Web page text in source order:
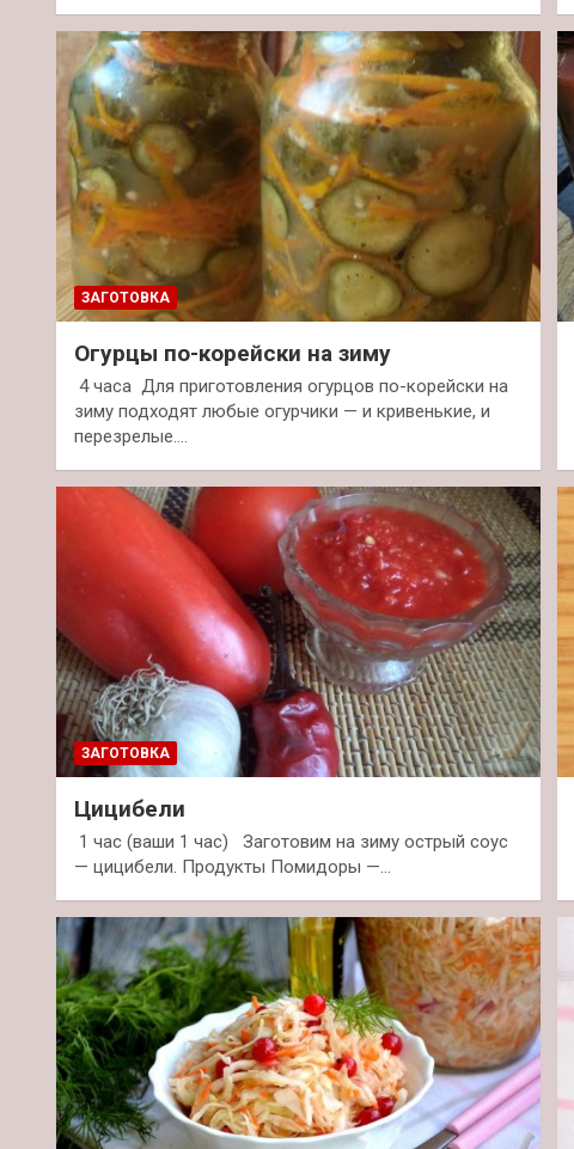
ЗАГОТОВКА
Огурцы по-корейски на зиму
4 часа Для приготовления огурцов по-корейски на
зиму подходят любые огурчики — и кривенькие, и
перезрелые.…
ЗАГОТОВКА
Цицибели
1 час (ваши 1 час) Заготовим на зиму острый соус
— цицибели. Продукты Помидоры —…